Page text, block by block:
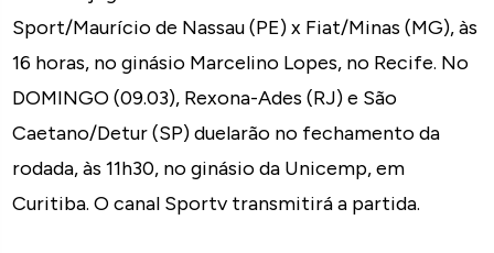
Sport/Maurício de Nassau (PE) x Fiat/Minas (MG), às
16 horas, no ginásio Marcelino Lopes, no Recife. No
DOMINGO (09.03), Rexona-Ades (RJ) e São
Caetano/Detur (SP) duelarão no fechamento da
rodada, às 11h30, no ginásio da Unicemp, em
Curitiba. O canal Sportv transmitirá a partida.